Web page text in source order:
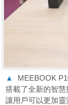
▲
MEEBOOK
搭載了全新的智慧
讓用戶可以更加靈